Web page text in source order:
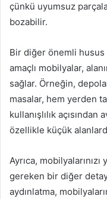
çünkü uyumsuz
bozabilir.
Bir diğer önemli
amaçlı mobilyalar,
sağlar. Örneğin,
masalar, hem yerden
kullanışlılık
özellikle küçük
Ayrıca,
gereken bir diğer
aydınlatma,